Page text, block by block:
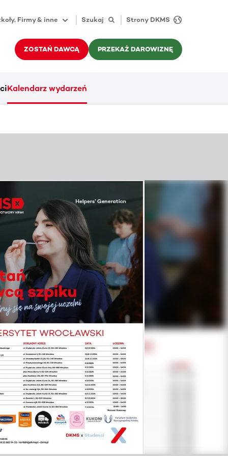
Firmy & inne Szukaj Strony DKMS
ZOSTAŃ DAWCĄ PRZEKAŻ DAROWIZNĘ
Kalendarz wydarzeń